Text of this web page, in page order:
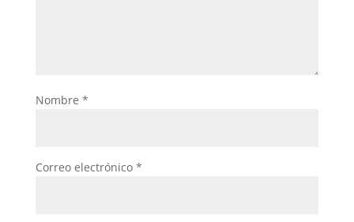
Nombre *
Correo electrónico *